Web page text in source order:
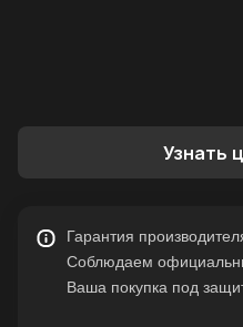
Узнать
Гарантия
Соблюдаем
Ваша покупка под